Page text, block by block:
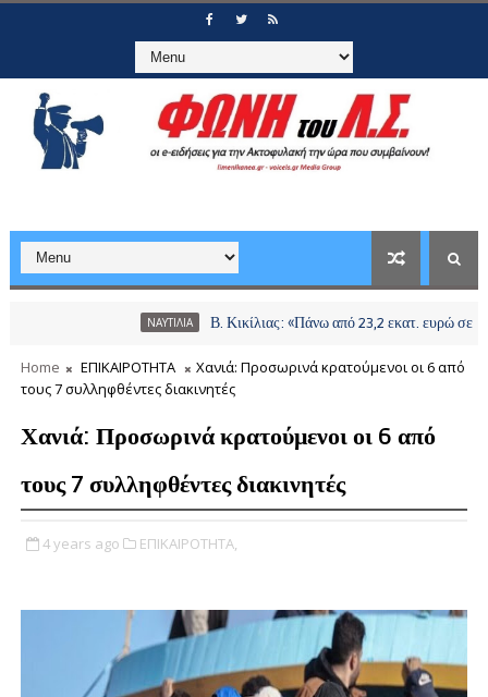
Β. Κικίλιας: «Πάνω από 23,2 εκατ. ευρώ σε
Home ΕΠΙΚΑΙΡΟΤΗΤΑ
Χανιά: Προσωρινά κρατούμενοι οι 6 από
τους 7 συλληφθέντες διακινητές
Χανιά: Προσωρινά κρατούμενοι οι 6 από
τους 7 συλληφθέντες διακινητές
4 years ago ΕΠΙΚΑΙΡΟΤΗΤΑ,